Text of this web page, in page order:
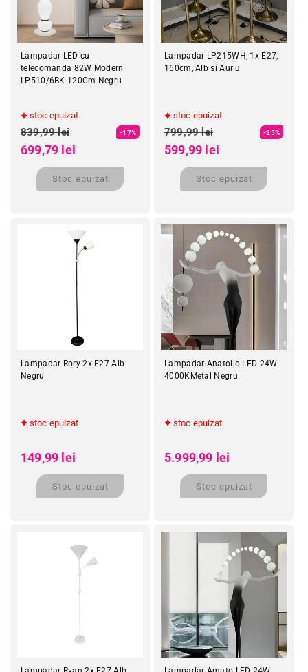
Lampadar LED cu
telecomanda 82W Modern
LP510/6BK 120Cm Negru
stoc epuizat
Preț obișnuit
839,99 lei -17%
Preț redus
699,79 lei
Stoc epuizat
Lampadar LP215WH, 1x E27,
160cm, Alb si Auriu
stoc epuizat
Preț obișnuit
799,99 lei -25%
Preț redus
599,99 lei
Stoc epuizat
Lampadar Rory 2x E27 Alb
Negru
stoc epuizat
Preț redus
149,99 lei
Stoc epuizat
Lampadar Anatolio LED 24W
4000KMetal Negru
stoc epuizat
Preț redus
5.999,99 lei
Stoc epuizat